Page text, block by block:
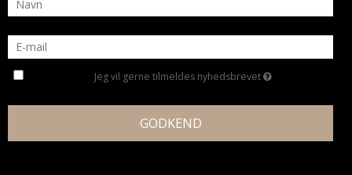
Jeg vil gerne tilmeldes nyhedsbrevet
GODKEND